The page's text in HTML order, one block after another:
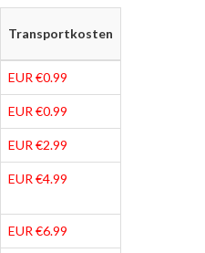
Transportkosten
EUR €0.99
EUR €0.99
EUR €2.99
EUR €4.99
EUR €6.99